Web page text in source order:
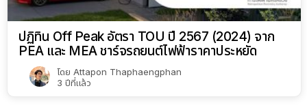
ปฏิทิน Off Peak อัตรา TOU ปี 2567 (2024) จาก
PEA และ MEA ชาร์จรถยนต์ไฟฟ้าราคาประหยัด
โดย Attapon Thaphaengphan
3 ปีที่แล้ว